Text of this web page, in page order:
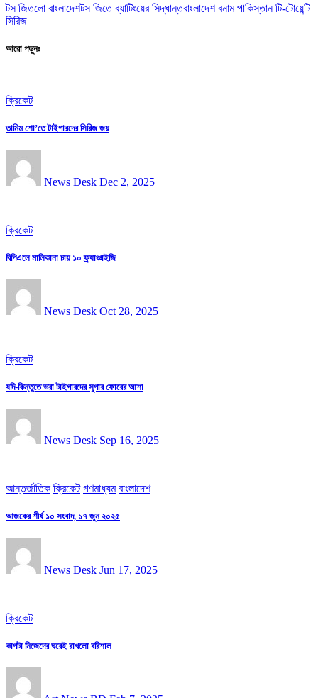
টস জিতলো বাংলাদেশটস জিতে ব্যাটিংয়ের সিদ্ধান্তবাংলাদেশ বনাম পাকিস্তান টি-টোয়েন্টি
সিরিজ
আরো পড়ুনঃ
ক্রিকেট
তামিম শো’তে টাইগারদের সিরিজ জয়
News Desk Dec 2, 2025
ক্রিকেট
বিপিএলে মালিকানা চায় ১০ ফ্র্যাঞ্চাইজি
News Desk Oct 28, 2025
ক্রিকেট
যদি-কিন্তুতে ভরা টাইগারদের সুপার ফোরের আশা
News Desk Sep 16, 2025
আন্তর্জাতিক ক্রিকেট গণমাধ্যম বাংলাদেশ
আজকের শীর্ষ ১০ সংবাদ, ১৭ জুন ২০২৫
News Desk Jun 17, 2025
ক্রিকেট
কাপটা নিজেদের ঘরেই রাখলো বরিশাল